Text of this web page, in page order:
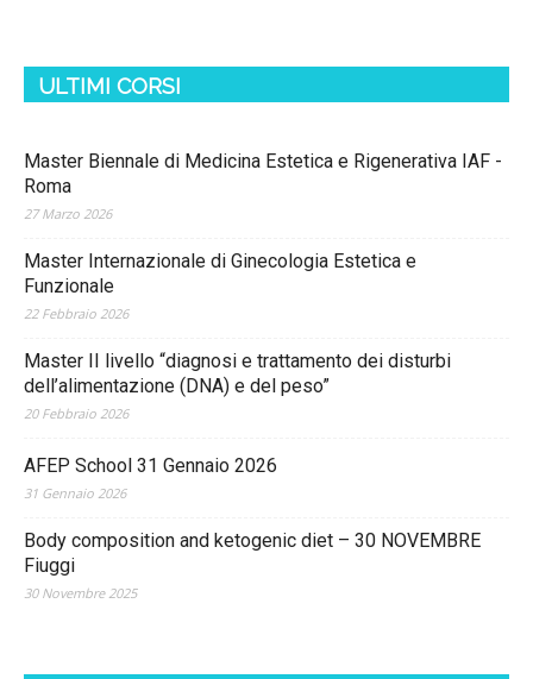
ULTIMI CORSI
Master Biennale di Medicina Estetica e Rigenerativa IAF -
Roma
27 Marzo 2026
Master Internazionale di Ginecologia Estetica e
Funzionale
22 Febbraio 2026
Master II livello “diagnosi e trattamento dei disturbi
dell’alimentazione (DNA) e del peso”
20 Febbraio 2026
AFEP School 31 Gennaio 2026
31 Gennaio 2026
Body composition and ketogenic diet – 30 NOVEMBRE
Fiuggi
30 Novembre 2025